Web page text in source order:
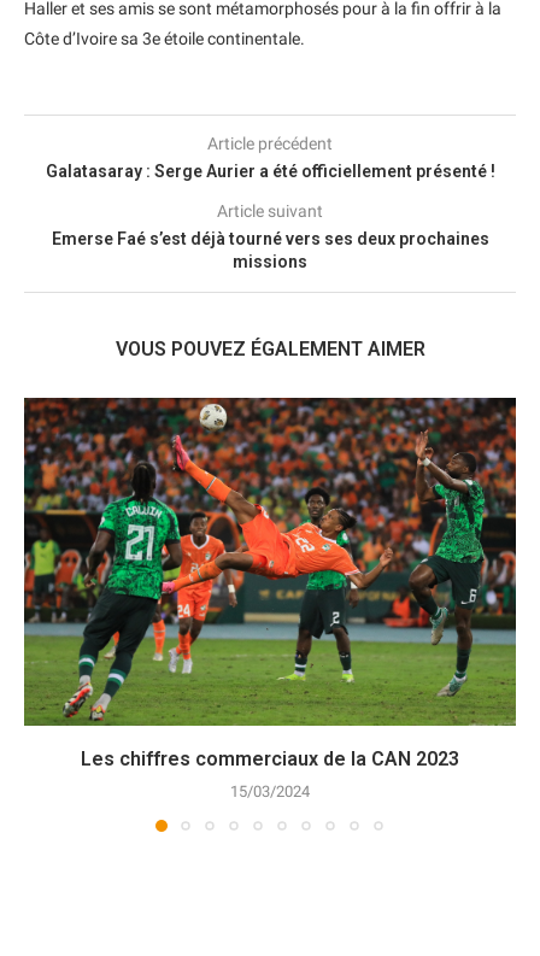
Haller et ses amis se sont métamorphosés pour à la fin offrir à la
Côte d’Ivoire sa 3e étoile continentale.
Article précédent
Galatasaray : Serge Aurier a été officiellement présenté !
Article suivant
Emerse Faé s’est déjà tourné vers ses deux prochaines
missions
VOUS POUVEZ ÉGALEMENT AIMER
Les chiffres commerciaux de la CAN 2023
15/03/2024